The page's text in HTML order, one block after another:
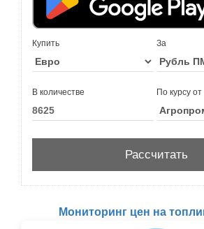
Купить За
В количестве По курсу от
Мониторинг цен на